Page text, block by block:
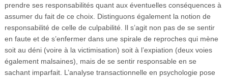
prendre ses responsabilités quant aux éventuelles conséquences à
assumer du fait de ce choix. Distinguons également la notion de
responsabilité de celle de culpabilité. Il s’agit non pas de se sentir
en faute et de s’enfermer dans une spirale de reproches qui mène
soit au déni (voire à la victimisation) soit à l’expiation (deux voies
également malsaines), mais de se sentir responsable en se
sachant imparfait. L’analyse transactionnelle en psychologie pose